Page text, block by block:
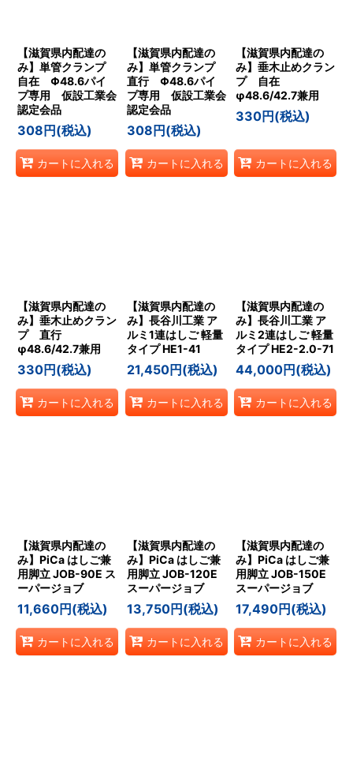
【滋賀県内配達の
み】単管クランプ
自在 Φ48.6パイ
プ専用 仮設工業会
認定会品
308 円 (税込)
カートに入れる
【滋賀県内配達の
み】単管クランプ
直行 Φ48.6パイ
プ専用 仮設工業会
認定会品
308 円 (税込)
カートに入れる
【滋賀県内配達の
み】垂木止めクラン
プ 自在
φ48.6/42.7兼用
330円 (税込)
カートに入れる
【滋賀県内配達の
み】垂木止めクラン
プ 直行
φ48.6/42.7兼用
330円 (税込)
カートに入れる
【滋賀県内配達の
み】長谷川工業 ア
ルミ1連はしご 軽量
タイプ HE1-41
21,450円 (税込)
カートに入れる
【滋賀県内配達の
み】長谷川工業 ア
ルミ2連はしご 軽量
タイプ HE2-2.0-71
44,000円 (税込)
カートに入れる
【滋賀県内配達の
み】PiCa はしご兼
用脚立 JOB-90E ス
ーパージョブ
11,660円 (税込)
カートに入れる
【滋賀県内配達の
み】PiCa はしご兼
用脚立 JOB-120E
スーパージョブ
13,750円 (税込)
カートに入れる
【滋賀県内配達の
み】PiCa はしご兼
用脚立 JOB-150E
スーパージョブ
17,490円 (税込)
カートに入れる